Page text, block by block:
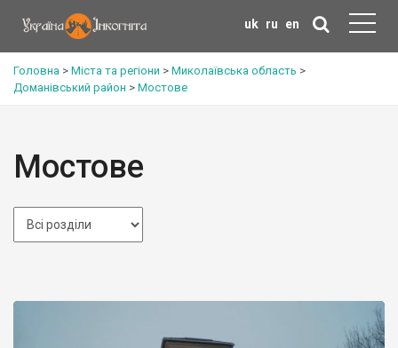
uk ru en
Головна > Міста та регіони > Миколаївська область >
Доманівський район > Мостове
Мостове